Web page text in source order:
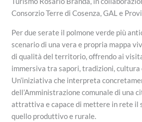
Consorzio Terre di Cosenza, GAL e
Per due serate il polmone verde più
scenario di una vera e propria mappa
di qualità del territorio, offrendo ai
immersiva tra sapori, tradizioni,
Un’iniziativa che interpreta
dell’Amministrazione comunale di una
attrattiva e capace di mettere in rete il
quello produttivo e rurale.